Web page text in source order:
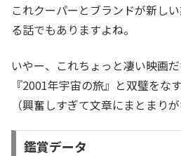
これクーパーとブランドが新し
る話でもありますよね。
いやー、これちょっと凄い映画
『2001年宇宙の旅』と双璧をな
（興奮しすぎて文章にまとまり
鑑賞データ